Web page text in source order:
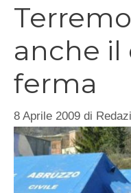
anche il
ferma
8 Aprile 2009 di